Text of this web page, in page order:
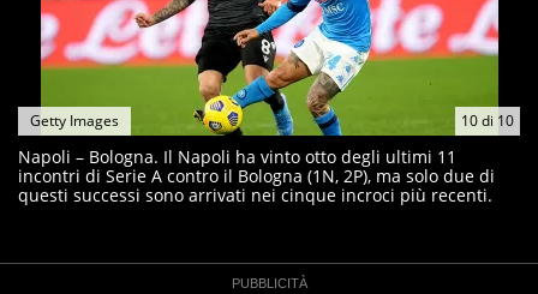
10di 10
Getty Images
Napoli – Bologna. Il Napoli ha vinto otto degli ultimi 11
incontri di Serie A contro il Bologna (1N, 2P), ma solo due di
questi successi sono arrivati nei cinque incroci più recenti.